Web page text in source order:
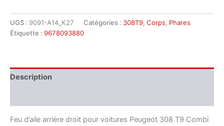
UGS : 9091-A14_K27 Catégories : 308T9, Corps, Phares
Étiquette : 9678093880
Description
Feu d’aile arrière droit pour voitures Peugeot 308 T9 Combi